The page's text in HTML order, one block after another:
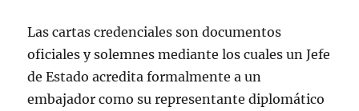
(@Claudiashein) April 16, 2026
Las cartas credenciales son documentos
oficiales y solemnes mediante los cuales un Jefe
de Estado acredita formalmente a un
embajador como su representante diplomático